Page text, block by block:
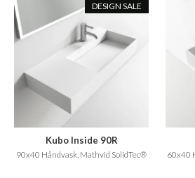
DESIGN SALE
Kubo Inside 90R
90x40 Håndvask, Mathvid SolidTec® 60x40